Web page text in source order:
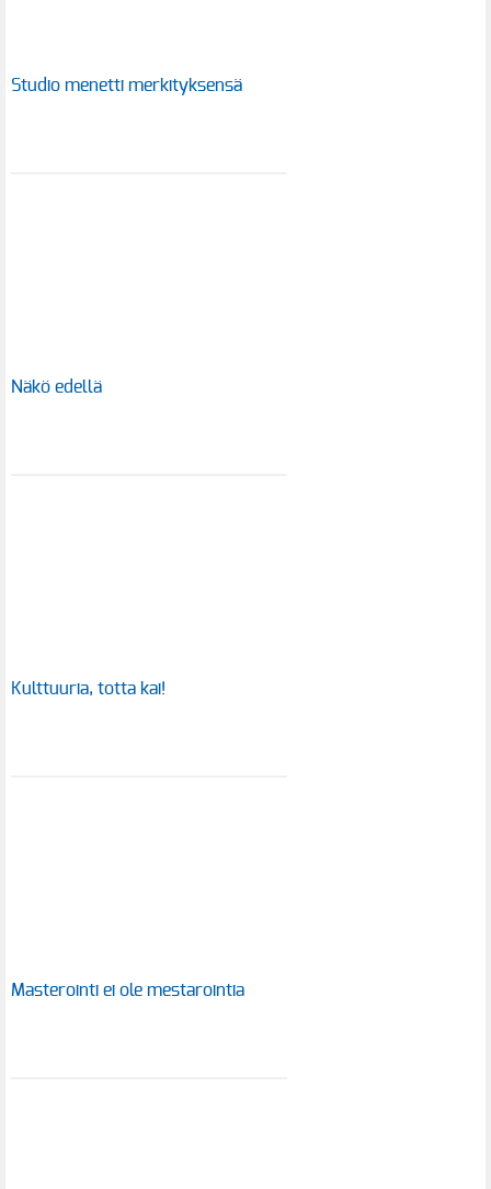
Studio menetti merkityksensä
Näkö edellä
Kulttuuria, totta kai!
Masterointi ei ole mestarointia